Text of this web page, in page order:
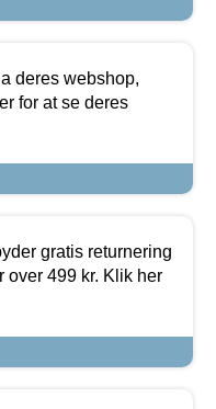
deres webshop,
for at se deres
gratis returnering
over 499 kr. Klik her